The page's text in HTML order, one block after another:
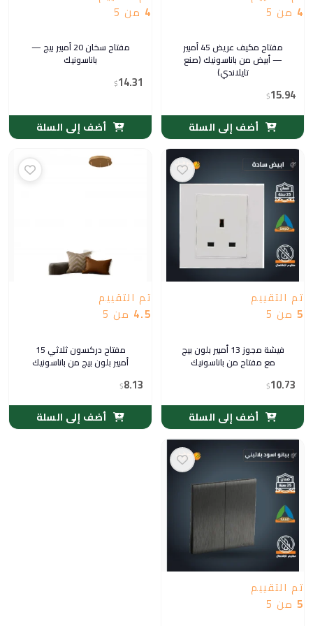
4 من 5
مفتاح مكيف عريض 45 أمبير
— أبيض من باناسونيك (صنع
تايلاندي)
$15.94
أضف إلى السلة
4 من 5
مفتاح سخان 20 أمبير بيج —
باناسونيك
$14.31
أضف إلى السلة
تم التقييم
5 من 5
فيشة مجوز 13 أمبير بلون بيج
مع مفتاح من باناسونيك
$10.73
أضف إلى السلة
تم التقييم
4.5 من 5
مفتاح دركسون ثلاثي 15
أمبير بلون بيج من باناسونيك
$8.13
أضف إلى السلة
تم التقييم
5 من 5